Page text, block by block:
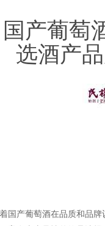
国产葡萄
选酒产
国产葡萄酒在品质和品